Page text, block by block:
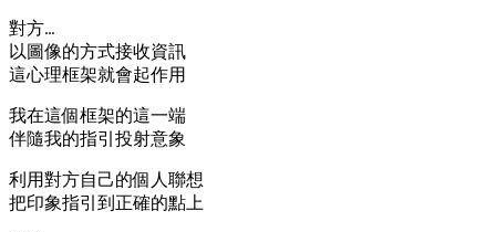
對方…
以圖像的方式接收資訊
這心理框架就會起作用
我在這個框架的這一端
伴隨我的指引投射意象
利用對方自己的個人聯想
把印象指引到正確的點上